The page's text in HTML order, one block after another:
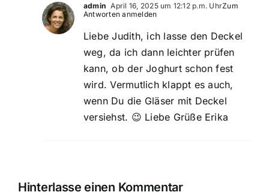
admin April 16, 2025 um 12:12 p.m. UhrZum
Antworten anmelden
Liebe Judith, ich lasse den Deckel
weg, da ich dann leichter prüfen
kann, ob der Joghurt schon fest
wird. Vermutlich klappt es auch,
wenn Du die Gläser mit Deckel
versiehst. 😉 Liebe Grüße Erika
Hinterlasse einen Kommentar